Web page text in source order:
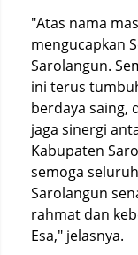
"Atas nama
mengucapkan
Sarolangun.
ini terus
berdaya saing,
jaga sinergi
Kabupaten
semoga
Sarolangun
rahmat dan
Esa," jelasnya.